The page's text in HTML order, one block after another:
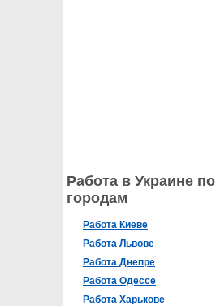
Работа в Украине по
городам
Работа Киеве
Работа Львове
Работа Днепре
Работа Одессе
Работа Харькове